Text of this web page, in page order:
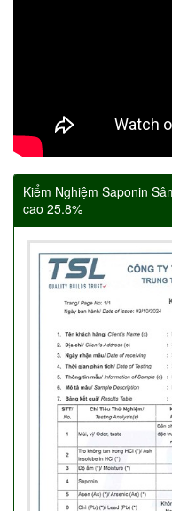
Kiểm Nghiệm Saponin
cao 25.8%